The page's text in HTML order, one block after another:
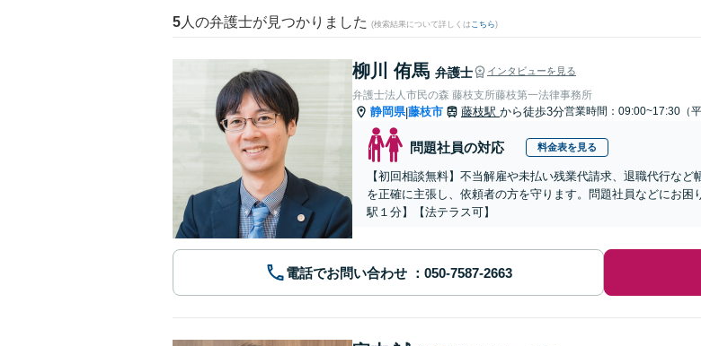
5 人の弁護士が見つかりました (検索結果について詳しくは こちら)
柳川 侑馬 弁護士 インタビューを見る
弁護士法人市民の森 藤枝支所藤枝第一法律事務所
静岡県|藤枝市 藤枝駅 から徒歩3分営業時間：09:00~17:30（平
問題社員の対応 料金表を見る
【初回相談無料】不当解雇や未払い残業代請求、退職代行な
を正確に主張し、依頼者の方を守ります。問題社員などにお
駅１分】【法テラス可】
電話でお問い合わせ